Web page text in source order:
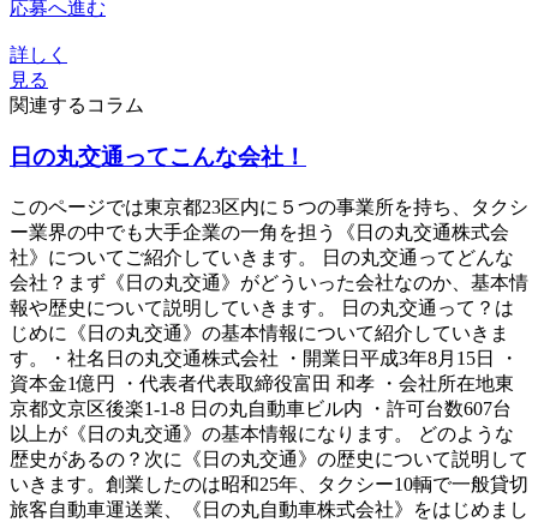
応募へ進む
詳しく
見る
関連するコラム
日の丸交通ってこんな会社！
このページでは東京都23区内に５つの事業所を持ち、タクシ
ー業界の中でも大手企業の一角を担う《日の丸交通株式会
社》についてご紹介していきます。 日の丸交通ってどんな
会社？まず《日の丸交通》がどういった会社なのか、基本情
報や歴史について説明していきます。 日の丸交通って？は
じめに《日の丸交通》の基本情報について紹介していきま
す。・社名日の丸交通株式会社 ・開業日平成3年8月15日 ・
資本金1億円 ・代表者代表取締役富田 和孝 ・会社所在地東
京都文京区後楽1-1-8 日の丸自動車ビル内 ・許可台数607台
以上が《日の丸交通》の基本情報になります。 どのような
歴史があるの？次に《日の丸交通》の歴史について説明して
いきます。創業したのは昭和25年、タクシー10輌で一般貸切
旅客自動車運送業、《日の丸自動車株式会社》をはじめまし